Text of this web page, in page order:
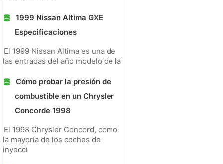
1999 Nissan Altima GXE
Especificaciones
El 1999 Nissan Altima es una de
las entradas del año modelo de la
Cómo probar la presión de
combustible en un Chrysler
Concorde 1998
El 1998 Chrysler Concord, como
la mayoría de los coches de
inyecci